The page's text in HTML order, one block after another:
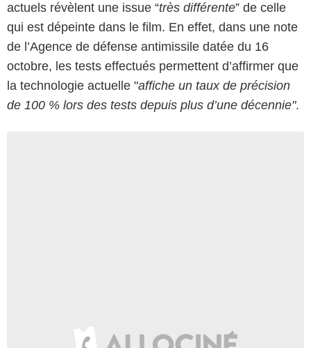
actuels révèlent une issue “très différente” de celle
qui est dépeinte dans le film. En effet, dans une note
de l’Agence de défense antimissile datée du 16
octobre, les tests effectués permettent d’affirmer que
la technologie actuelle "affiche un taux de précision
de 100 % lors des tests depuis plus d’une décennie".